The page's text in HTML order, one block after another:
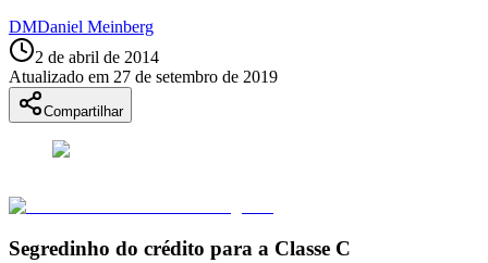
DMDaniel Meinberg
2 de abril de 2014
Atualizado em 27 de setembro de 2019
Compartilhar
Segredinho do crédito para a Classe C